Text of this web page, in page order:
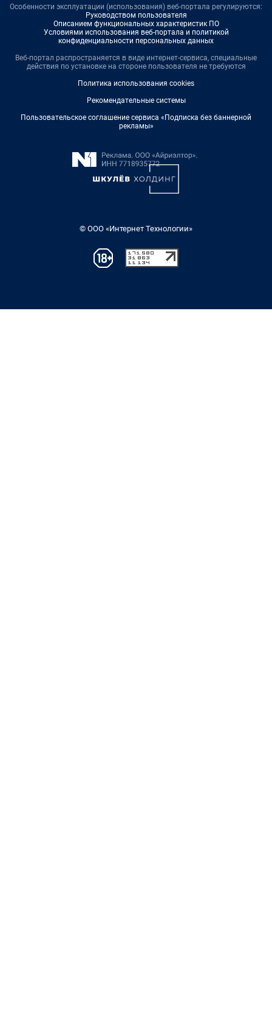
Особенности эксплуатации (использования) веб-портала регулируются:
Руководством пользователя
Описанием функциональных характеристик ПО
Условиями использования веб-портала и политикой
конфиденциальности персональных данных
Веб-портал распространяется в виде интернет-сервиса, специальные
действия по установке на стороне пользователя не требуются
Политика использования cookies
Рекомендательные системы
Пользовательское соглашение сервиса «Подписка без баннерной
рекламы»
© ООО «Интернет Технологии»